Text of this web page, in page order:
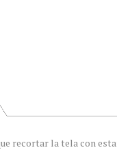
recortar la tela con